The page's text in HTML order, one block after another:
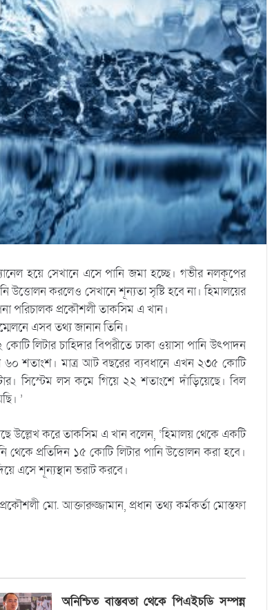
হয়ে সেখানে এসে পানি জমা হচ্ছে। গভীর নলকূপের
উত্তোলন করলেও সেখানে শূন্যতা সৃষ্টি হবে না। হিমালয়ের
পরিচালক প্রকৌশলী তাকসিম এ খান।
এসব তথ্য জানান তিনি।
লিটার চাহিদার বিপরীতে ঢাকা ওয়াসা পানি উৎপাদন
শতাংশ। মাত্র আট বছরের ব্যবধানে এখন ২৩৫ কোটি
সিস্টেম লস কমে গিয়ে ২২ শতাংশে দাঁড়িয়েছে। বিল
’
উল্লেখ করে তাকসিম এ খান বলেন, ‘হিমালয় থেকে একটি
প্রতিদিন ১৫ কোটি লিটার পানি উত্তোলন করা হবে।
এসে শূন্যস্থান ভরাট করবে।
মো. আক্তারুজ্জামান, প্রধান তথ্য কর্মকর্তা মোস্তফা
অনিশ্চিত বাস্তবতা থেকে পিএইচডি সম্পন্ন